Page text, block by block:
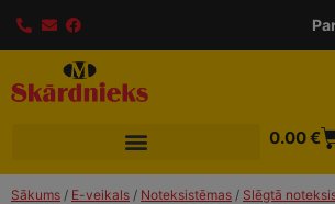
0.00€
Sākums / E-veikals / Noteksistēmas / Slēgtā